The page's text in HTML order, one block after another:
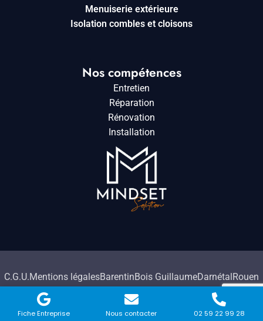
Fiche Entreprise Nous contacter 02 59 22 99 28
Menuiserie extérieure
Isolation combles et cloisons
Nos compétences
Entretien
Réparation
Rénovation
Installation
C.G.U.Mentions légalesBarentinBois GuillaumeDarnétalRouen
2026. Tous droits réservés à HMC Travaux.